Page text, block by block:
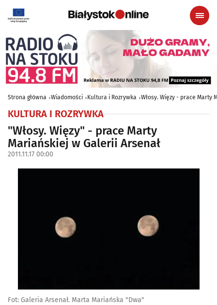
Strona główna Wiadomości Kultura i Rozrywka Włosy. Więzy - prace Marty
KULTURA I ROZRYWKA
"Włosy. Więzy" - prace Marty
Mariańskiej w Galerii Arsenał
2011.11.17 00:00
Fot: Galeria Arsenał. Marta Mariańska "Dwa"